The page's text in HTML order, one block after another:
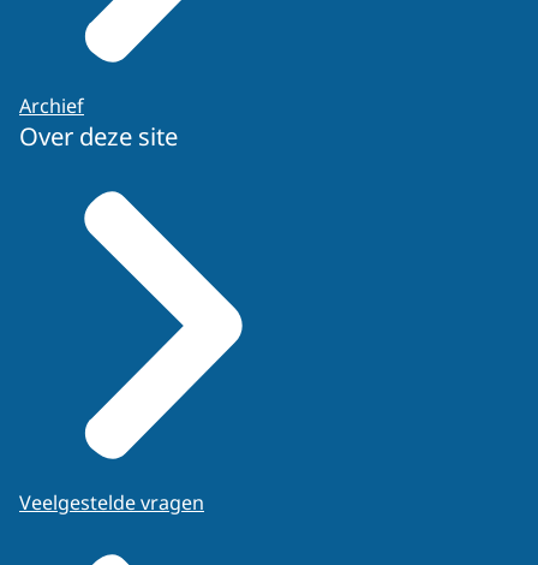
Archief
Over deze site
Veelgestelde vragen